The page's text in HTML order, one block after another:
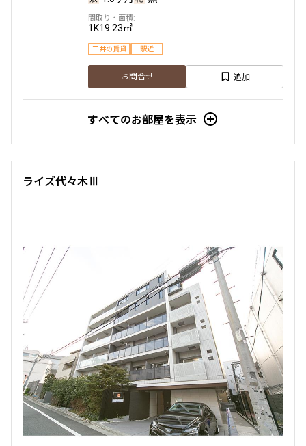
1K19.23㎡
三井の賃貸 駅近
お問合せ 追加
すべてのお部屋を表示
ライズ代々木Ⅲ